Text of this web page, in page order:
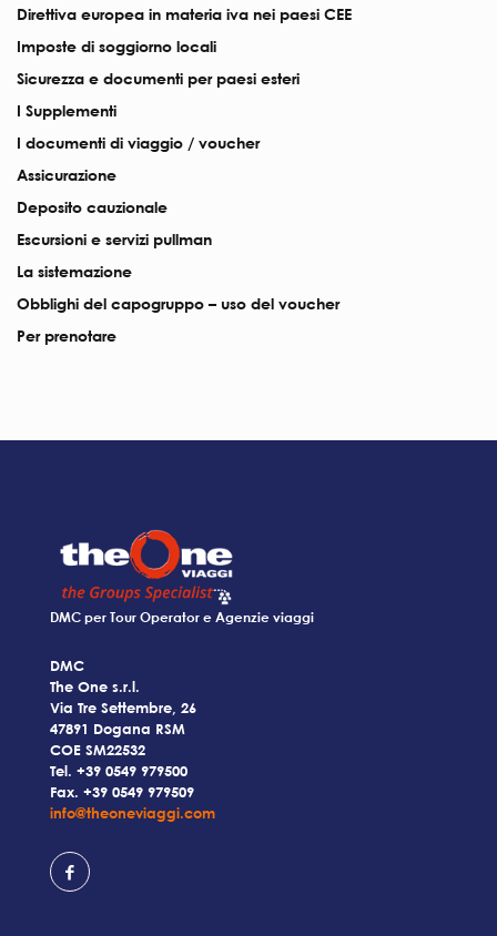
Direttiva europea in materia iva nei paesi CEE
Imposte di soggiorno locali
Sicurezza e documenti per paesi esteri
I Supplementi
I documenti di viaggio / voucher
Assicurazione
Deposito cauzionale
Escursioni e servizi pullman
La sistemazione
Obblighi del capogruppo – uso del voucher
Per prenotare
DMC per Tour Operator e Agenzie viaggi
DMC
The One s.r.l.
Via Tre Settembre, 26
47891 Dogana RSM
COE SM22532
Tel. +39 0549 979500
Fax. +39 0549 979509
info@theoneviaggi.com